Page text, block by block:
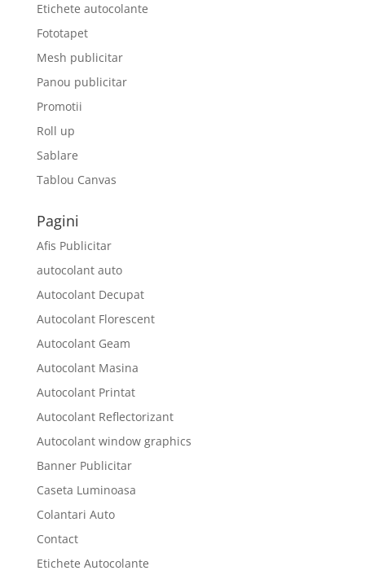
Etichete autocolante
Fototapet
Mesh publicitar
Panou publicitar
Promotii
Roll up
Sablare
Tablou Canvas
Pagini
Afis Publicitar
autocolant auto
Autocolant Decupat
Autocolant Florescent
Autocolant Geam
Autocolant Masina
Autocolant Printat
Autocolant Reflectorizant
Autocolant window graphics
Banner Publicitar
Caseta Luminoasa
Colantari Auto
Contact
Etichete Autocolante